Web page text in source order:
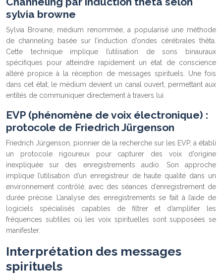
sylvia browne
Sylvia Browne, médium renommée, a popularisé une méthode
de channeling basée sur l’induction d’ondes cérébrales thêta.
Cette technique implique l’utilisation de sons binauraux
spécifiques pour atteindre rapidement un état de conscience
altéré propice à la réception de messages spirituels. Une fois
dans cet état, le médium devient un canal ouvert, permettant aux
entités de communiquer directement à travers lui.
EVP (phénomène de voix électronique) :
protocole de Friedrich Jürgenson
Friedrich Jürgenson, pionnier de la recherche sur les EVP, a établi
un protocole rigoureux pour capturer des voix d’origine
inexpliquée sur des enregistrements audio. Son approche
implique l’utilisation d’un enregistreur de haute qualité dans un
environnement contrôlé, avec des séances d’enregistrement de
durée précise. L’analyse des enregistrements se fait à l’aide de
logiciels spécialisés capables de filtrer et d’amplifier les
fréquences subtiles où les voix spirituelles sont supposées se
manifester.
Interprétation des messages
spirituels